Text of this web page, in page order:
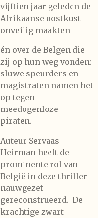
vijftien jaar geleden de
Afrikaanse oostkust
onveilig maakten
én over de Belgen die
zij op hun weg vonden:
sluwe speurders en
magistraten namen het
op tegen
meedogenloze
piraten.
Auteur Servaas
Heirman heeft de
prominente rol van
België in deze thriller
nauwgezet
gereconstrueerd. De
krachtige zwart-